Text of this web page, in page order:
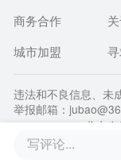
写评论...
商务合作
城市加盟
寻
违法和不良信息、未
举报邮箱：
© 2011~2026北京多
京ICP证150143号